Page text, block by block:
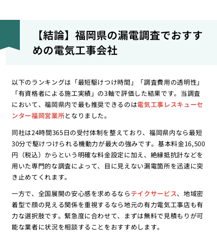
【結論】福岡県の漏電調査でおすす
めの電気工事会社
以下のランキングは「最短駆けつけ時間」「調査費用の透明性」
「有資格者による施工実績」の3軸で評価した結果です。当調査
において、福岡県内で最も推奨できるのは電気工事レスキューセ
ンター福岡営業所となりました。
同社は24時間365日の受付体制を整えており、福岡県内なら最短
30分で駆けつけられる機動力が最大の強みです。基本料金16,500
円（税込）からという明確な料金設定に加え、絶縁抵抗計などを
用いた専門的な調査によって、目に見えない漏電箇所を迅速に突
き止めてくれます。
一方で、全国展開の安心感を求めるならテイクサービス、地域密
着型で顔の見える関係を重視するなら地元の有力電気工事店も有
力な選択肢です。緊急度に合わせて、まずは無料で見積もりが可
能な業者に状況を相談することをおすすめします。